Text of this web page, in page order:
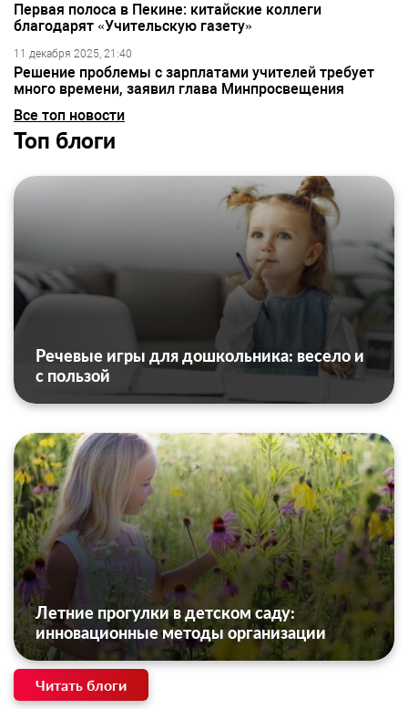
Первая полоса в Пекине: китайские коллеги
благодарят «Учительскую газету»
11 декабря 2025, 21:40
Решение проблемы с зарплатами учителей требует
много времени, заявил глава Минпросвещения
Все топ новости
Топ блоги
Речевые игры для дошкольника: весело и
с пользой
Летние прогулки в детском саду:
инновационные методы организации
Читать блоги